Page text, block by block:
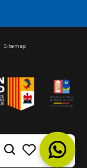
Suche
DE
Sitemap